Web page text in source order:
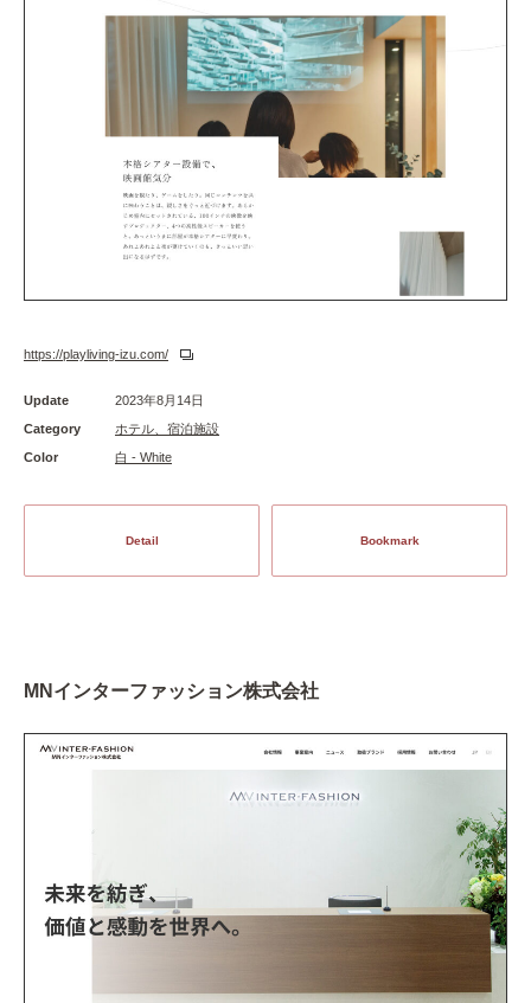
https://playliving-izu.com/
Update
2023年8月14日
Category
ホテル、宿泊施設
Color
白 - White
Detail Bookmark
MNインターファッション株式会社